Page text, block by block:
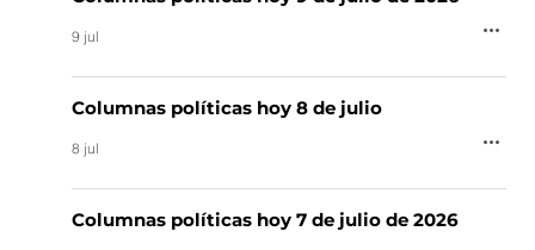
9 jul
Columnas políticas hoy 8 de julio
8 jul
Columnas políticas hoy 7 de julio de 2026